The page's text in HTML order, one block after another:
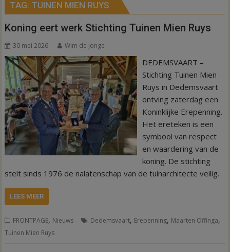
TAG: TUINEN MIEN RUYS
Koning eert werk Stichting Tuinen Mien Ruys
30 mei 2026 Wim de Jonge
DEDEMSVAART –
Stichting Tuinen Mien
Ruys in Dedemsvaart
ontving zaterdag een
Koninklijke Erepenning.
Het ereteken is een
symbool van respect
en waardering van de
koning. De stichting
stelt sinds 1976 de nalatenschap van de tuinarchitecte veilig.
LEES MEER
FRONTPAGE, Nieuws Dedemsvaart, Erepenning, Maarten Offinga,
Tuinen Mien Ruys